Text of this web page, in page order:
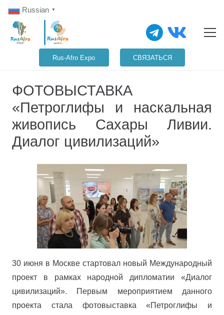
Russian ▼
Rus-Afro Expo СВЯЗАТЬСЯ
ФОТОВЫСТАВКА
«Петроглифы и наскальная
живопись Сахары Ливии.
Диалог цивилизаций»
30 июня в Москве стартовал новый Международный
проект в рамках народной дипломатии «Диалог
цивилизаций». Первым мероприятием данного
проекта стала фотовыставка «Петроглифы и